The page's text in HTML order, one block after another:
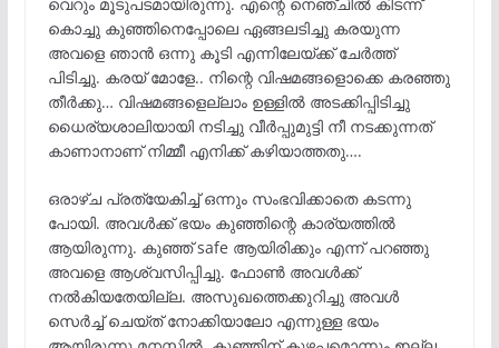
കൊച്ചു കുഞ്ഞിനെപ്പോലെ ഏങ്ങലടിച്ചു കരയുന്ന
അവളെ ഞാൻ ഒന്നു കൂടി എന്നിലേയ്ക്ക് ചേർത്ത്
പിടിച്ചു. കരയ് മോളേ.. നിന്റെ വിഷമങ്ങളൊക്കെ കരഞ്ഞു
തീർക്കു… വിഷമങ്ങളെല്ലാം ഉള്ളിൽ അടക്കിപ്പിടിച്ചു
ധൈര്യശാലിയായി നടിച്ചു വീർപ്പുമുട്ടി നീ നടക്കുന്നത്
കാണാനാണ് നിമ്മീ എനിക്ക് കഴിയാത്തതു….
ഒരാഴ്ച പ്രത്യേകിച്ച് ഒന്നും സംഭവിക്കാതെ കടന്നു
പോയി. അവൾക്ക് ഭയം കുഞ്ഞിന്റെ കാര്യത്തിൽ
ആയിരുന്നു. കുഞ്ഞ് safe ആയിരിക്കും എന്ന് പറഞ്ഞു
അവളെ ആശ്വസിപ്പിച്ചു. ഫോൺ അവൾക്ക്
നൽകിയതേയില്ല. അസുഖത്തെക്കുറിച്ചു അവൾ
സെർച്ച്‌ ചെയ്ത് നോക്കിയാലോ എന്നുള്ള ഭയം